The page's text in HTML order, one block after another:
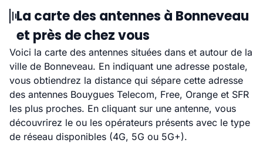
La carte des antennes à Bonneveau
et près de chez vous
Voici la carte des antennes situées dans et autour de la
ville de Bonneveau. En indiquant une adresse postale,
vous obtiendrez la distance qui sépare cette adresse
des antennes Bouygues Telecom, Free, Orange et SFR
les plus proches. En cliquant sur une antenne, vous
découvrirez le ou les opérateurs présents avec le type
de réseau disponibles (4G, 5G ou 5G+).